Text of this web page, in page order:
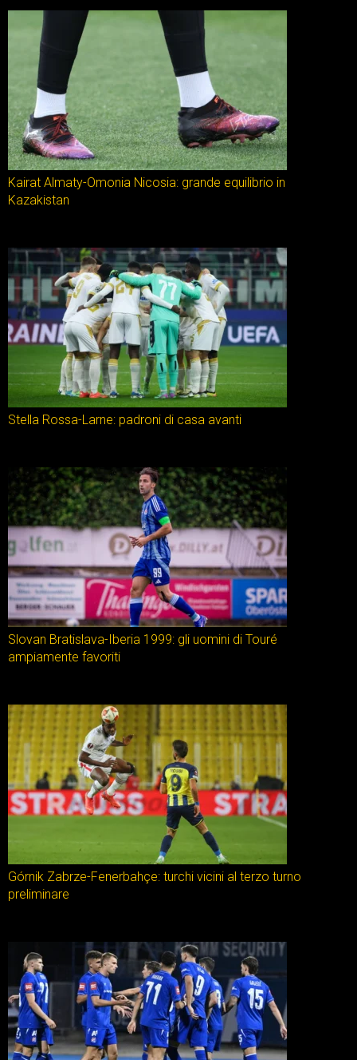
Kairat Almaty-Omonia Nicosia: grande equilibrio in
Kazakistan
Stella Rossa-Larne: padroni di casa avanti
Slovan Bratislava-Iberia 1999: gli uomini di Touré
ampiamente favoriti
Górnik Zabrze-Fenerbahçe: turchi vicini al terzo turno
preliminare